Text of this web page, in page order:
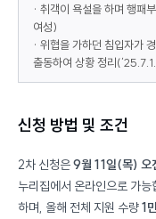
· 취객이 욕설을 하며 행
여성)
· 위협을 가하던 침입자가
출동하여 상황 정리
신청 방법 및 조건
2차 신청은9월 11일(목) 오
누리집에서 온라인으로 가능합
하며, 올해 전체 지원 수량1